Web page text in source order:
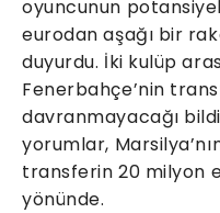
oyuncunun
eurodan aşağı bir
duyurdu. İki kulüp
Fenerbahçe’nin
davranmayacağı
yorumlar,
transferin 20 milyon
yönünde.